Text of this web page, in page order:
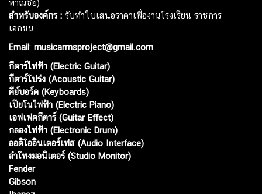
พาณิชย์)
สำหรับองค์กร : รับทำใบเสนอราคาเพื่องานโรงเรียน ราชการ
เอกชน
Email: musicarmsproject@gmail.com
กีตาร์ไฟฟ้า (Electric Guitar)
กีตาร์โปร่ง (Acoustic Guitar)
คีย์บอร์ด (Keyboards)
เปียโนไฟฟ้า (Electric Piano)
เอฟเฟคกีตาร์ (Guitar Effect)
กลองไฟฟ้า (Electronic Drum)
ออดิโออินเตอร์เฟส (Audio Interface)
ลำโพงมอนิเตอร์ (Studio Monitor)
Fender
Gibson